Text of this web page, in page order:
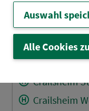
Crailsheim
Crailsheim
Crailsheim
Crailsheim
Crailsheim
Crailsheim
Auswahl
Alle Cookies